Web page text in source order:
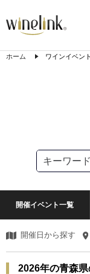
ホーム ワインイベント
開催イベント一覧
開催日から探す
2026年の青森